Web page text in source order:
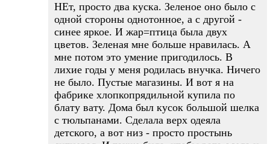
НЕт, просто два куска. Зеленое оно было с
одной стороны однотонное, а с другой -
синее яркое. И жар=птица была двух
цветов. Зеленая мне больше нравилась. А
мне потом это умение пригодилось. В
лихие годы у меня родилась внучка. Ничего
не было. Пустые магазины. И вот я на
фабрике хлопкопрядильной купила по
блату вату. Дома был кусок большой шелка
с тюльпанами. Сделала верх одеяла
детского, а вот низ - просто простынь